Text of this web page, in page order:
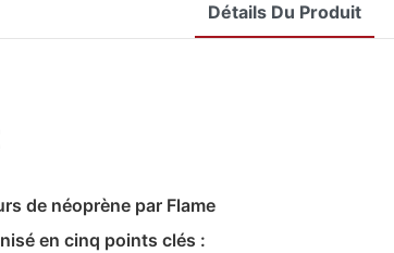
Détails Du Produit
de néoprène par Flame
en cinq points clés :